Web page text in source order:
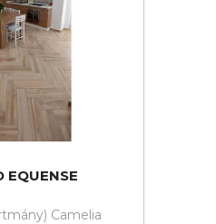
EQUENSE
Camelia